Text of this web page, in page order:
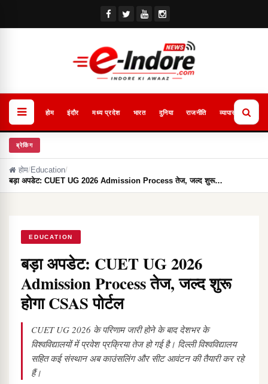
होम इंदौर मध्य प्रदेश भारत दुनिया राजनीति व्यापार खेल
ब्रेकिंग
होम/ Education/
बड़ा अपडेट: CUET UG 2026 Admission Process तेज, जल्द शुरू…
EDUCATION
बड़ा अपडेट: CUET UG 2026
Admission Process तेज, जल्द शुरू
होगा CSAS पोर्टल
CUET UG 2026 के परिणाम जारी होने के बाद देशभर के
विश्वविद्यालयों में प्रवेश प्रक्रिया तेज हो गई है। दिल्ली विश्वविद्यालय
सहित कई संस्थान अब काउंसलिंग और सीट आवंटन की तैयारी कर रहे
हैं।